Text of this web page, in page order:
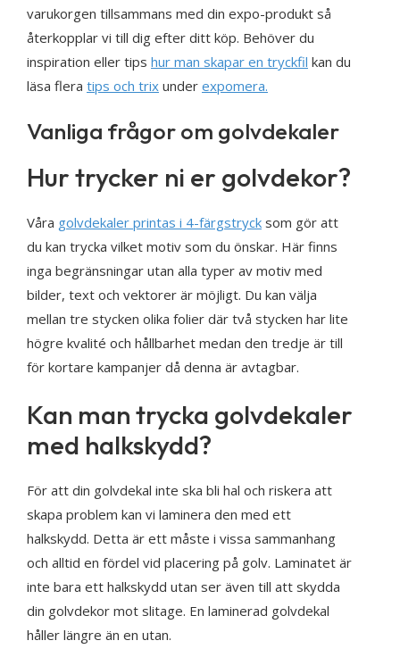
varukorgen tillsammans med din expo-produkt så
återkopplar vi till dig efter ditt köp. Behöver du
inspiration eller tips hur man skapar en tryckfil kan du
läsa flera tips och trix under expomera.
Vanliga frågor om golvdekaler
Hur trycker ni er golvdekor?
Våra golvdekaler printas i 4-färgstryck som gör att
du kan trycka vilket motiv som du önskar. Här finns
inga begränsningar utan alla typer av motiv med
bilder, text och vektorer är möjligt. Du kan välja
mellan tre stycken olika folier där två stycken har lite
högre kvalité och hållbarhet medan den tredje är till
för kortare kampanjer då denna är avtagbar.
Kan man trycka golvdekaler
med halkskydd?
För att din golvdekal inte ska bli hal och riskera att
skapa problem kan vi laminera den med ett
halkskydd. Detta är ett måste i vissa sammanhang
och alltid en fördel vid placering på golv. Laminatet är
inte bara ett halkskydd utan ser även till att skydda
din golvdekor mot slitage. En laminerad golvdekal
håller längre än en utan.